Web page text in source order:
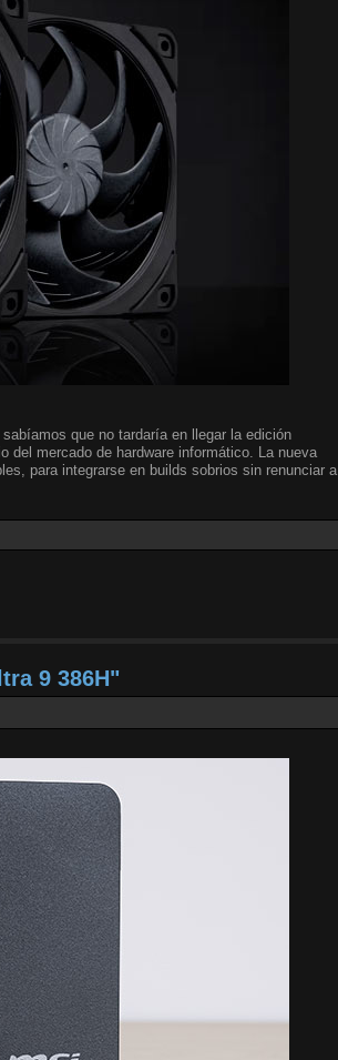
que no tardaría en llegar la edición
del mercado de hardware informático. La nueva
para integrarse en builds sobrios sin renunciar a
9 386H"